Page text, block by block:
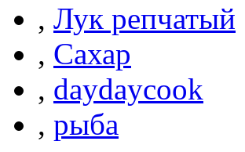
, Лук репчатый
, Сахар
, daydaycook
, рыба